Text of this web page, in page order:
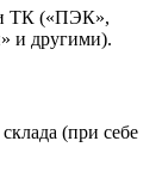
ТК («ПЭК»,
и другими).
(при себе